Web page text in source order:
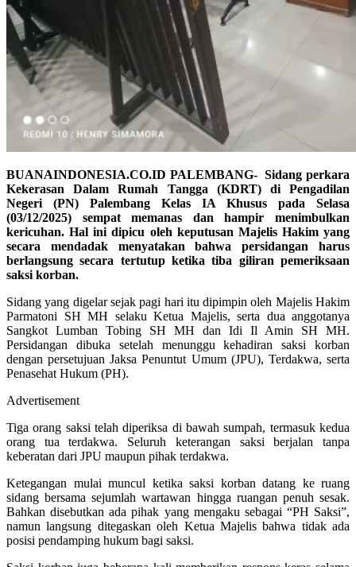
BUANAINDONESIA.CO.ID PALEMBANG- Sidang perkara
Kekerasan Dalam Rumah Tangga (KDRT) di Pengadilan
Negeri (PN) Palembang Kelas IA Khusus pada Selasa
(03/12/2025) sempat memanas dan hampir menimbulkan
kericuhan. Hal ini dipicu oleh keputusan Majelis Hakim yang
secara mendadak menyatakan bahwa persidangan harus
berlangsung secara tertutup ketika tiba giliran pemeriksaan
saksi korban.
Sidang yang digelar sejak pagi hari itu dipimpin oleh Majelis Hakim
Parmatoni SH MH selaku Ketua Majelis, serta dua anggotanya
Sangkot Lumban Tobing SH MH dan Idi Il Amin SH MH.
Persidangan dibuka setelah menunggu kehadiran saksi korban
dengan persetujuan Jaksa Penuntut Umum (JPU), Terdakwa, serta
Penasehat Hukum (PH).
Advertisement
Tiga orang saksi telah diperiksa di bawah sumpah, termasuk kedua
orang tua terdakwa. Seluruh keterangan saksi berjalan tanpa
keberatan dari JPU maupun pihak terdakwa.
Ketegangan mulai muncul ketika saksi korban datang ke ruang
sidang bersama sejumlah wartawan hingga ruangan penuh sesak.
Bahkan disebutkan ada pihak yang mengaku sebagai “PH Saksi”,
namun langsung ditegaskan oleh Ketua Majelis bahwa tidak ada
posisi pendamping hukum bagi saksi.